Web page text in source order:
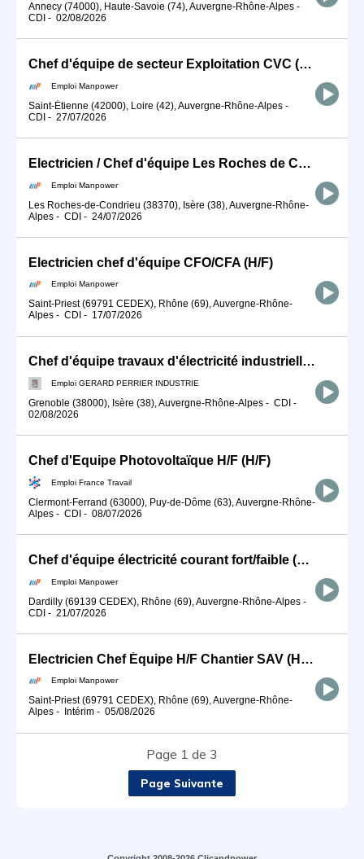
Annecy (74000), Haute-Savoie (74), Auvergne-Rhône-Alpes -
CDI - 02/08/2026
Chef d'équipe de secteur Exploitation CVC (H/F)
Emploi Manpower
Saint-Étienne (42000), Loire (42), Auvergne-Rhône-Alpes -
CDI - 27/07/2026
Electricien / Chef d'équipe Les Roches de Condrieu (H/F)
Emploi Manpower
Les Roches-de-Condrieu (38370), Isère (38), Auvergne-Rhône-
Alpes - CDI - 24/07/2026
Electricien chef d'équipe CFO/CFA (H/F)
Emploi Manpower
Saint-Priest (69791 CEDEX), Rhône (69), Auvergne-Rhône-
Alpes - CDI - 17/07/2026
Chef d'équipe travaux d'électricité industrielle (F/H)
Emploi GERARD PERRIER INDUSTRIE
Grenoble (38000), Isère (38), Auvergne-Rhône-Alpes - CDI -
02/08/2026
Chef d'Equipe Photovoltaïque H/F (H/F)
Emploi France Travail
Clermont-Ferrand (63000), Puy-de-Dôme (63), Auvergne-Rhône-
Alpes - CDI - 08/07/2026
Chef d'équipe électricité courant fort/faible (H/F)
Emploi Manpower
Dardilly (69139 CEDEX), Rhône (69), Auvergne-Rhône-Alpes -
CDI - 21/07/2026
Electricien Chef Équipe H/F Chantier SAV (H/F)
Emploi Manpower
Saint-Priest (69791 CEDEX), Rhône (69), Auvergne-Rhône-
Alpes - Intérim - 05/08/2026
Page 1 de 3
Page Suivante